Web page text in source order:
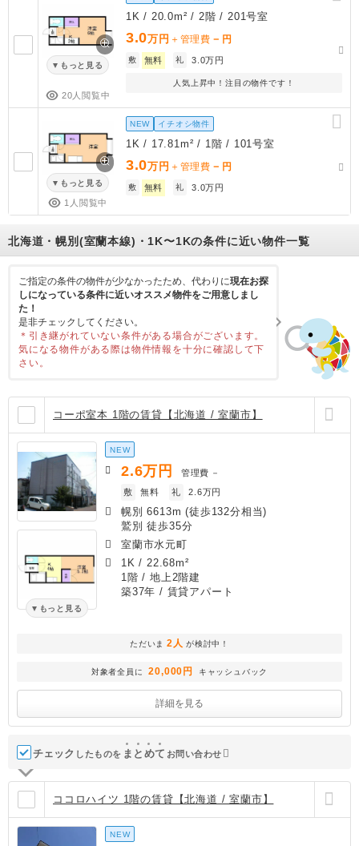
もっと見る
20人閲覧中
1K / 20.0m² / 2階 / 201号室
3.0万円 ＋管理費 － 円
敷 無料 礼 3.0万円
人気上昇中！注目の物件です！
もっと見る
1人閲覧中
NEW イチオシ物件
1K / 17.81m² / 1階 / 101号室
3.0万円 ＋管理費 － 円
敷 無料 礼 3.0万円
北海道・幌別(室蘭本線)・1K〜1Kの条件に近い物件一覧
ご指定の条件の物件が少なかったため、代わりに現在お探
しになっている条件に近いオススメ物件をご用意しまし
た！
是非チェックしてください。
＊引き継がれていない条件がある場合がございます。
気になる物件がある際は物件情報を十分に確認して下
さい。
コーポ室本 1階の賃貸【北海道 / 室蘭市】
もっと見る
NEW
2.6万円 管理費 －
敷
無料 礼 2.6万円
幌別 6613m (徒歩132分相当)
鷲別 徒歩35分
室蘭市水元町
1K / 22.68m²
1階 / 地上2階建
築37年 / 賃貸アパート
ただいま 2人 が検討中！
対象者全員に 20,000円 キャッシュバック
詳細を見る
チェック したものを ま と めて お問い合わせ
ココロハイツ 1階の賃貸【北海道 / 室蘭市】
NEW